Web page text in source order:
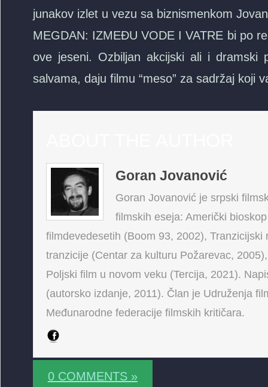
junakov izlet u vezu sa biznismenkom
MEGDAN: IZMEĐU VODE I VATRE bi po
ove jeseni. Ozbiljan akcijski ali i dramski
salvama, daju filmu “meso” za sadržaj koji
Goran Jovanović
Goran Jovanović je srpski
filmskih eseja: Američki
filmdevedesetih (Boom 93, 2002),
tranzicije (Centar za kulturu Požarevac,
Poljski film u novom veku (Tercija, 2021).
(autorsko izdanje, 2011). Član je Udruženja
Međunarodne federacije filmskih kritičara.
0 COMMENTS »